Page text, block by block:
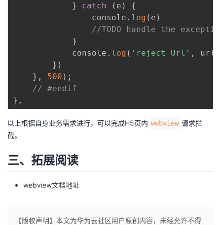
}
catch ( e )
{
				console
. log ( e )
//TODO handle the
}
			console
. log ( 'reject Url' , url
} )
} , 500 ) ;
// #endif
} ,
以上根据自身业务需求进行，可以完成H5页内 webview 请求拦
截。
三、拓展阅读
webview文档地址
【版权声明】本文为华为云社区用户原创内容，未经允许不得